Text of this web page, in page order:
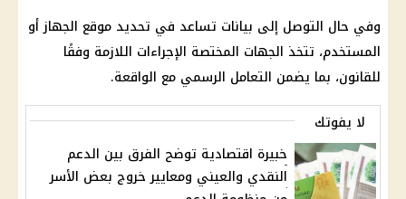
وفي حال التوصل إلى بيانات تساعد في تحديد موقع الجهاز أو
المستخدم، تتخذ الجهات المختصة الإجراءات اللازمة وفقًا
للقانون، بما يضمن التعامل الرسمي مع الواقعة.
لا يفوتك
خبيرة اقتصادية توضح الفرق بين الدعم
النقدي والعيني ومعايير خروج بعض الأسر